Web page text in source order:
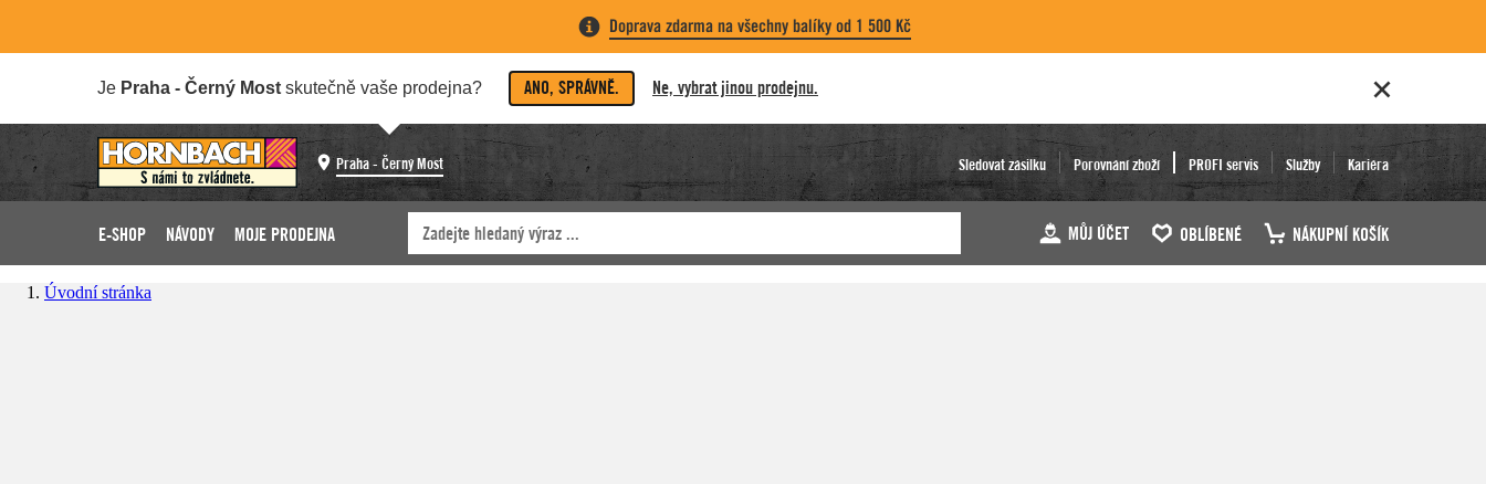
Doprava zdarma na všechny balíky od 1 500 Kč
Je Praha - Černý Most skutečně vaše prodejna? ANO, SPRÁVNĚ. Ne, vybrat jinou prodejnu.
Praha - Černý Most Sledovat zásilku Porovnání zboží PROFI servis Služby Kariéra
E-SHOP NÁVODY MOJE PRODEJNA MŮJ ÚČET OBLÍBENÉ NÁKUPNÍ KOŠÍK
Úvodní stránka